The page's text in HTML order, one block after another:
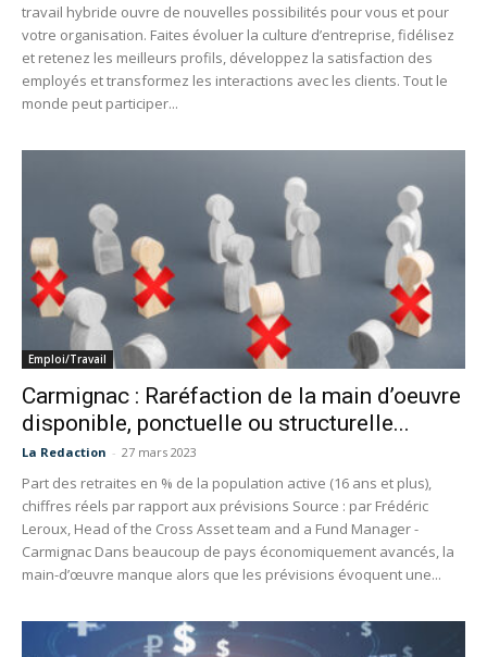
travail hybride ouvre de nouvelles possibilités pour vous et pour
votre organisation. Faites évoluer la culture d’entreprise, fidélisez
et retenez les meilleurs profils, développez la satisfaction des
employés et transformez les interactions avec les clients. Tout le
monde peut participer...
Emploi/Travail
Carmignac : Raréfaction de la main d’oeuvre
disponible, ponctuelle ou structurelle...
La Redaction - 27 mars 2023
Part des retraites en % de la population active (16 ans et plus),
chiffres réels par rapport aux prévisions Source : par Frédéric
Leroux, Head of the Cross Asset team and a Fund Manager -
Carmignac Dans beaucoup de pays économiquement avancés, la
main-d’œuvre manque alors que les prévisions évoquent une...